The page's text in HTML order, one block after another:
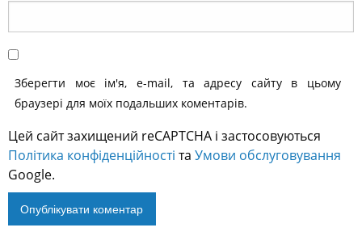
Зберегти моє ім'я, e-mail, та адресу сайту в цьому
браузері для моїх подальших коментарів.
Цей сайт захищений reCAPTCHA і застосовуються
Політика конфіденційності та Умови обслуговування
Google.